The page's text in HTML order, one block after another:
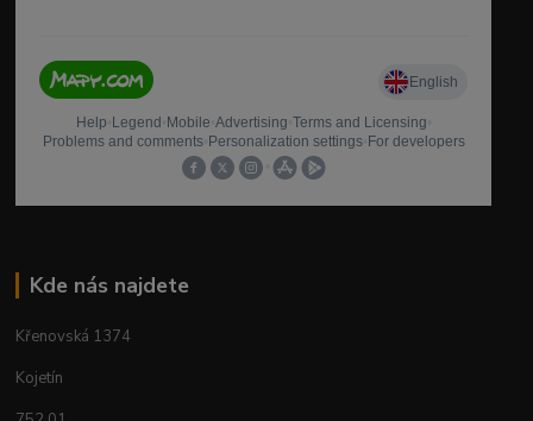
Kde nás najdete
Křenovská 1374
Kojetín